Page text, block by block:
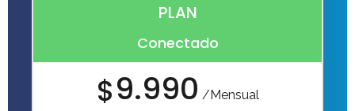
PLAN
Conectado
$9.990 /Mensual